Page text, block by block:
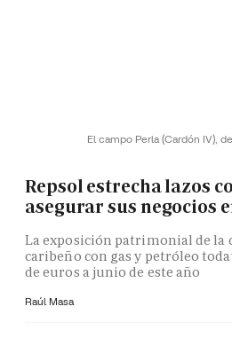
El campo Perla (Cardón IV),
Repsol estrecha lazos
asegurar sus negocios
La exposición patrimonial de la
caribeño con gas y petróleo
de euros a junio de este año
Raúl Masa